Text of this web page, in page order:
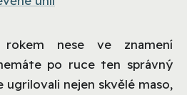
nese ve znamení
po ruce ten správný
nejen skvělé maso,